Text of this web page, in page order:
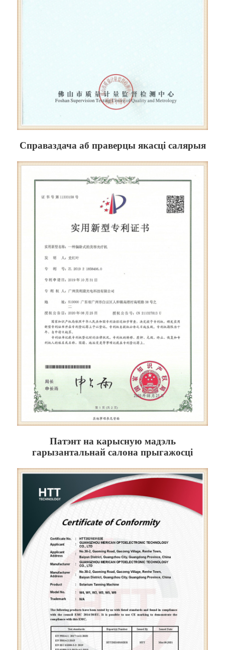
Справаздача аб праверцы якасці салярыя
Патэнт на карысную мадэль
гарызантальнай салона прыгажосці